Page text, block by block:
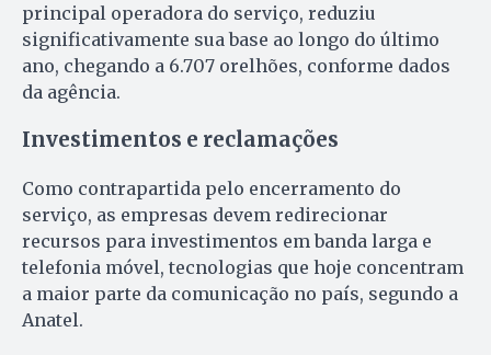
principal operadora do serviço, reduziu
significativamente sua base ao longo do último
ano, chegando a 6.707 orelhões, conforme dados
da agência.
Investimentos e reclamações
Como contrapartida pelo encerramento do
serviço, as empresas devem redirecionar
recursos para investimentos em banda larga e
telefonia móvel, tecnologias que hoje concentram
a maior parte da comunicação no país, segundo a
Anatel.